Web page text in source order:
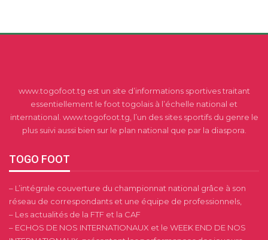
www.togofoot.tg est un site d’informations sportives traitant
essentiellement le foot togolais à l’échelle national et
international. www.togofoot.tg, l’un des sites sportifs du genre le
plus suivi aussi bien sur le plan national que par la diaspora.
TOGO FOOT
– L’intégrale couverture du championnat national grâce à son
réseau de correspondants et une équipe de professionnels,
– Les actualités de la FTF et la CAF
– ECHOS DE NOS INTERNATIONAUX et le WEEK END DE NOS